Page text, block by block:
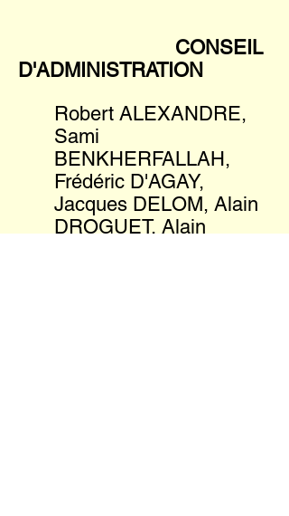
CONSEIL
D'ADMINISTRATION
Robert ALEXANDRE,
Sami
BENKHERFALLAH,
Frédéric D'AGAY,
Jacques DELOM, Alain
DROGUET, Alain